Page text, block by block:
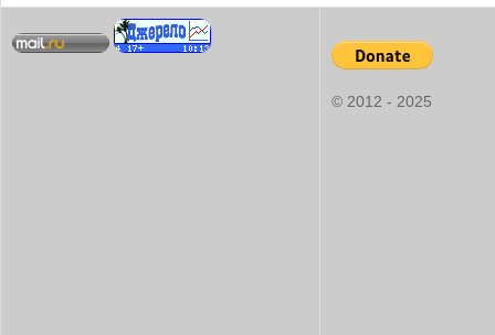
© 2012 - 2025